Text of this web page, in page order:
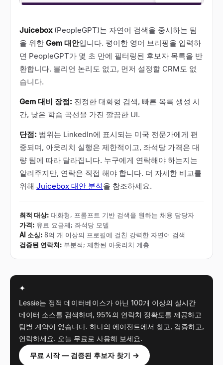
Juicebox (PeopleGPT)는 자연어 검색을 중시하는 팀
을 위한 Gem 대안입니다. 평이한 영어 브리핑을 입력하
면 PeopleGPT가 몇 초 만에 필터링된 후보자 목록을 반
환합니다. 불리언 논리도 없고, 먼저 설정할 CRM도 없
습니다.
Gem 대비 장점: 진정한 대화형 검색, 빠른 목록 생성 시
간, 낮은 학습 곡선을 가진 깔끔한 UI.
단점: 범위는 LinkedIn에 표시되는 미국 전문가에게 편
중되며, 아웃리치 실행은 제한적이고, 좌석당 가격은 대
량 팀에 따라 달라집니다. 누구에게 연락해야 하는지는
알려주지만, 연락은 직접 해야 합니다. 더 자세한 비교를
위해 Juicebox 대안 분석을 참조하세요.
최적 대상: 대화형, 프롬프트 기반 검색을 원하는 채용 담당자
가격: 유료 요금제; 좌석당 모델
AI 소싱: 8억 개 이상의 프로필에 걸친 강력한 자연어 검색
검증된 연락처: 부분적; 제한된 아웃리치 계층
✦
Lessie는 정적 데이터베이스가 아닌 100개 이상의 실시간
데이터 소스를 검색하며, 95%의 연락처 정확도를 제공하고
팀별 계약이 없습니다. 하나의 에이전트에서 찾고, 검증하고,
연락하세요. 오늘 무료로 사용해 보세요.
무료 시작 — 검증된 후보자 찾기 →